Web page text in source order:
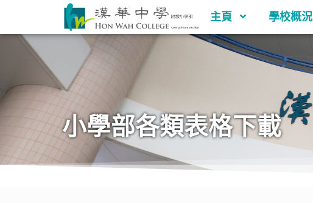
主頁 學校概況
小學部各類表格下載